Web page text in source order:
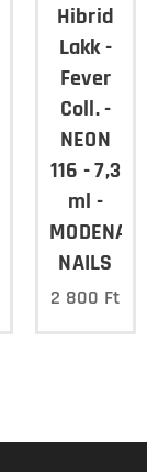
Hibrid
Lakk -
Fever
Coll. -
NEON
116 - 7,3
ml -
MODENA
NAILS
2 800 Ft